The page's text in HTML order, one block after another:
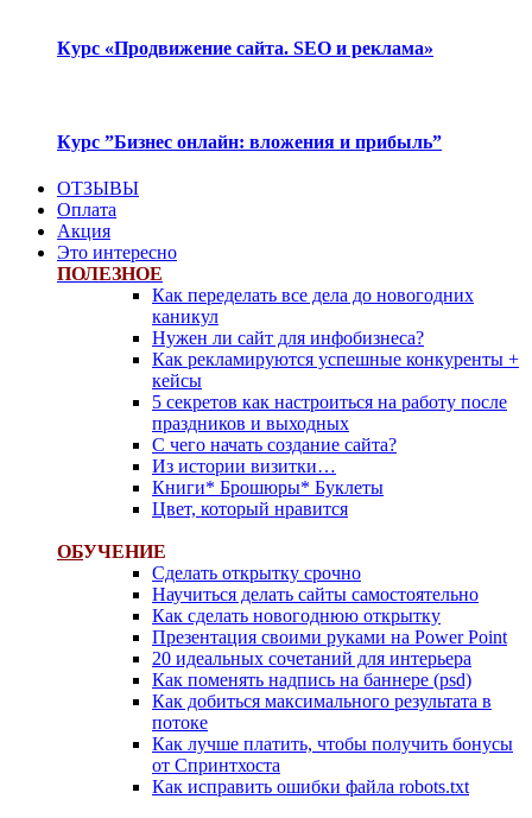
Курс «Продвижение сайта. SEO и реклама»
Курс ”Бизнес онлайн: вложения и прибыль”
ОТЗЫВЫ
Оплата
Акция
Это интересно
ПОЛЕЗНОЕ
Как переделать все дела до новогодних
каникул
Нужен ли сайт для инфобизнеса?
Как рекламируются успешные конкуренты +
кейсы
5 секретов как настроиться на работу после
праздников и выходных
С чего начать создание сайта?
Из истории визитки…
Книги* Брошюры* Буклеты
Цвет, который нравится
ОБУЧЕНИЕ
Сделать открытку срочно
Научиться делать сайты самостоятельно
Как сделать новогоднюю открытку
Презентация своими руками на Power Point
20 идеальных сочетаний для интерьера
Как поменять надпись на баннере (psd)
Как добиться максимального результата в
потоке
Как лучше платить, чтобы получить бонусы
от Спринтхоста
Как исправить ошибки файла robots.txt